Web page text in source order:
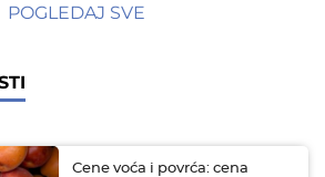
POGLEDAJ SVE
Cene voća i povrća: cena